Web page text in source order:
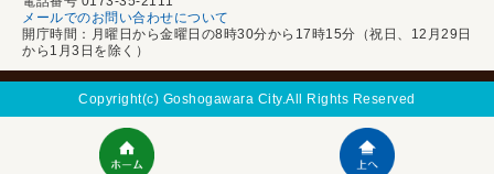
メールでのお問い合わせについて
開庁時間：月曜日から金曜日の8時30分から17時15分（祝日、12月29日
から1月3日を除く）
Copyright(c) Goshogawara City.All Rights Reserved